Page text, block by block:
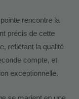
rencontre la
précis de cette
reflétant la qualité
compte, et
exceptionnelle.